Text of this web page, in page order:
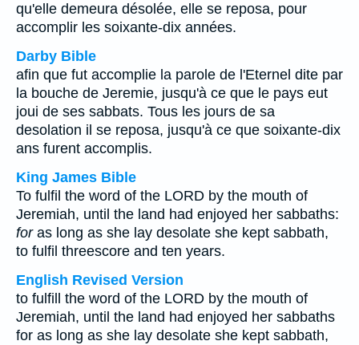
qu'elle demeura désolée, elle se reposa, pour
accomplir les soixante-dix années.
Darby Bible
afin que fut accomplie la parole de l'Eternel dite par
la bouche de Jeremie, jusqu'à ce que le pays eut
joui de ses sabbats. Tous les jours de sa
desolation il se reposa, jusqu'à ce que soixante-dix
ans furent accomplis.
King James Bible
To fulfil the word of the LORD by the mouth of
Jeremiah, until the land had enjoyed her sabbaths:
foras long as she lay desolate she kept sabbath,
to fulfil threescore and ten years.
English Revised Version
to fulfill the word of the LORD by the mouth of
Jeremiah, until the land had enjoyed her sabbaths
for as long as she lay desolate she kept sabbath,